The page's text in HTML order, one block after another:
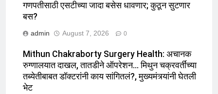
गणपतीसाठी एसटीच्या जादा बसेस धावणार; कुठून सुटणार
बस?
admin August 7, 2026 0
Mithun Chakraborty Surgery Health: अचानक
रुग्णालयात दाखल, तातडीने ऑपरेशन… मिथुन चक्रवर्तींच्या
तब्येतीबाबत डॉक्टरांनी काय सांगितलं?, मुख्यमंत्र्यांनी घेतली
भेट